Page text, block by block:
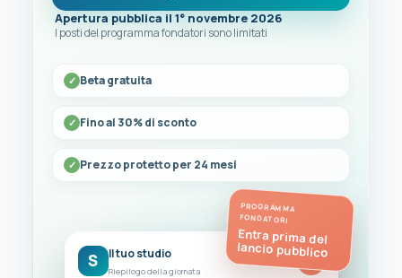
Apertura pubblica il 1° novembre 2026
I posti del programma fondatori sono limitati
Beta gratuita
Fino al 30% di sconto
Prezzo protetto per 24 mesi
PROGRAMMA
FONDATORI
Entra prima del
lancio pubblico
S Il tuo studio
Riepilogo della giornata
FC